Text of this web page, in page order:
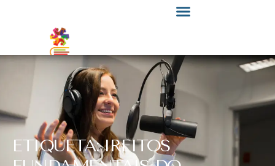
ETIQUETA: IREITOS